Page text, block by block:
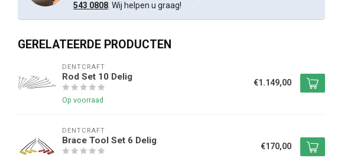
543 0808 . Wij helpen u graag!
GERELATEERDE PRODUCTEN
DENTCRAFT
Rod Set 10 Delig
Op voorraad
€1.149,00
DENTCRAFT
Brace Tool Set 6 Delig
€170,00